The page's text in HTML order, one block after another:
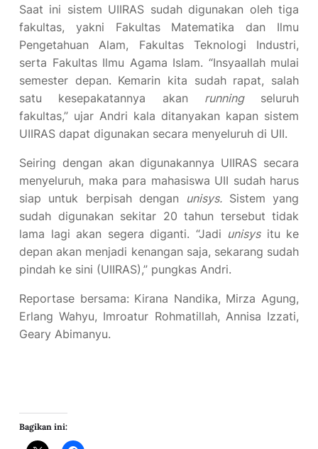
Saat ini sistem UIIRAS sudah digunakan oleh tiga
fakultas, yakni Fakultas Matematika dan Ilmu
Pengetahuan Alam, Fakultas Teknologi Industri,
serta Fakultas Ilmu Agama Islam. “Insyaallah mulai
semester depan. Kemarin kita sudah rapat, salah
satu kesepakatannya akan runningseluruh
fakultas,” ujar Andri kala ditanyakan kapan sistem
UIIRAS dapat digunakan secara menyeluruh di UII.
Seiring dengan akan digunakannya UIIRAS secara
menyeluruh, maka para mahasiswa UII sudah harus
siap untuk berpisah dengan unisys. Sistem yang
sudah digunakan sekitar 20 tahun tersebut tidak
lama lagi akan segera diganti. “Jadi unisysitu ke
depan akan menjadi kenangan saja, sekarang sudah
pindah ke sini (UIIRAS),” pungkas Andri.
Reportase bersama: Kirana Nandika, Mirza Agung,
Erlang Wahyu, Imroatur Rohmatillah, Annisa Izzati,
Geary Abimanyu.
Bagikan ini: